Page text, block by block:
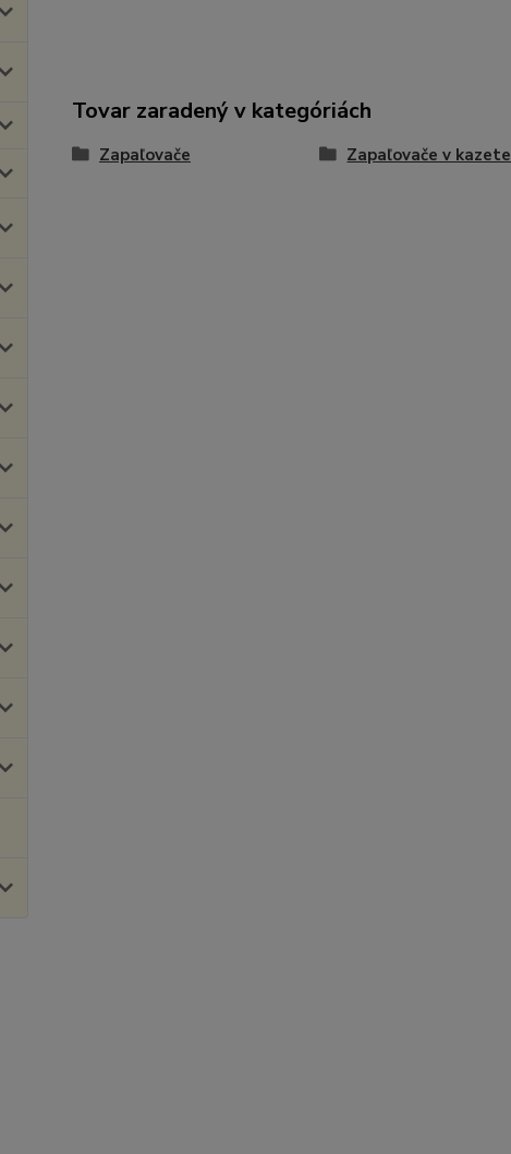
Tovar zaradený v kategóriách
Zapaľovače Zapaľovače v kazete